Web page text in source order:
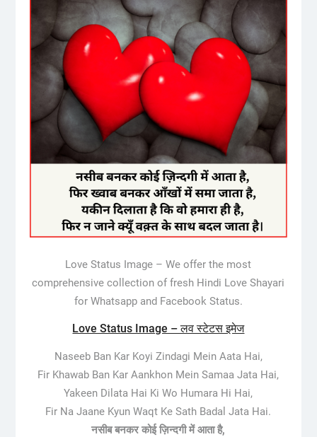
Love Status Image – We offer the most
comprehensive collection of fresh Hindi Love Shayari
for Whatsapp and Facebook Status.
Love Status Image – लव स्टेटस इमेज
Naseeb Ban Kar Koyi Zindagi Mein Aata Hai,
Fir Khawab Ban Kar Aankhon Mein Samaa Jata Hai,
Yakeen Dilata Hai Ki Wo Humara Hi Hai,
Fir Na Jaane Kyun Waqt Ke Sath Badal Jata Hai.
नसीब बनकर कोई ज़िन्दगी में आता है,